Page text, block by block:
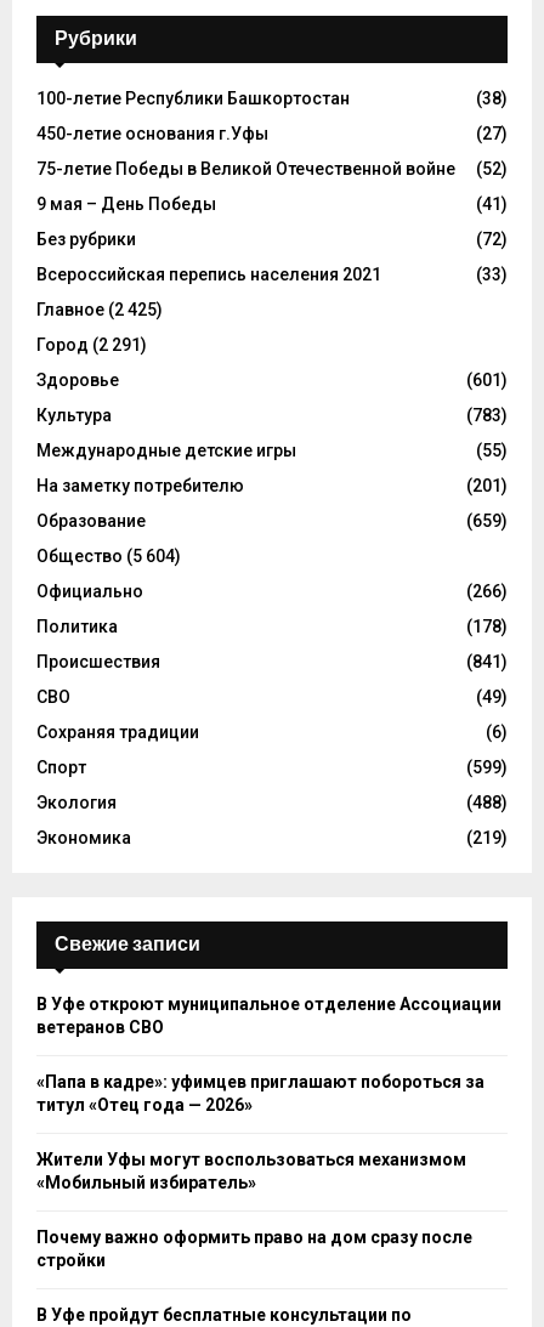
Рубрики
100-летие Республики Башкортостан
(38)
450-летие основания г.Уфы
(27)
75-летие Победы в Великой Отечественной войне
(52)
9 мая – День Победы
(41)
Без рубрики
(72)
Всероссийская перепись населения 2021
(33)
Главное (2 425)
Город (2 291)
Здоровье
(601)
Культура
(783)
Международные детские игры
(55)
На заметку потребителю
(201)
Образование
(659)
Общество (5 604)
Официально
(266)
Политика
(178)
Происшествия
(841)
СВО
(49)
Сохраняя традиции
(6)
Спорт
(599)
Экология
(488)
Экономика
(219)
Свежие записи
В Уфе откроют муниципальное отделение Ассоциации
ветеранов СВО
«Папа в кадре»: уфимцев приглашают побороться за
титул «Отец года — 2026»
Жители Уфы могут воспользоваться механизмом
«Мобильный избиратель»
Почему важно оформить право на дом сразу после
стройки
В Уфе пройдут бесплатные консультации по